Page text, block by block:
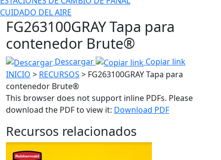
CUIDADO DEL AIRE
FG263100GRAY Tapa para
contenedor Brute®
Descargar
Copiar link
INICIO > RECURSOS > FG263100GRAY Tapa para
contenedor Brute®
This browser does not support inline PDFs. Please
download the PDF to view it: Download PDF
Recursos relacionados